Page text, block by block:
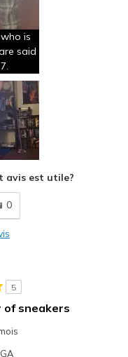
utilisations
Feels true to width
Feels full size too big
is
said
avis est utile?
0
5
sneakers